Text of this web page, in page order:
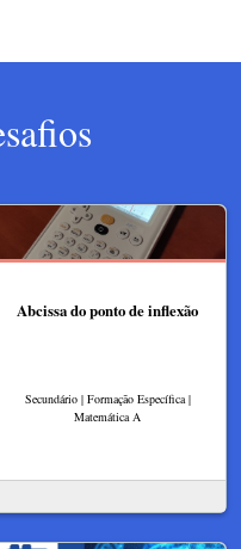
Abcissa do ponto de inflexão
Secundário | Formação Específica |
Matemática A